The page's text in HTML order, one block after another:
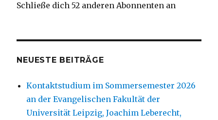
Schließe dich 52 anderen Abonnenten an
NEUESTE BEITRÄGE
Kontaktstudium im Sommersemester 2026
an der Evangelischen Fakultät der
Universität Leipzig, Joachim Leberecht,